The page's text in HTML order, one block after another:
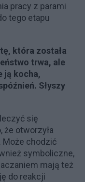
pracy z parami
tego etapu
która została
trwa, ale
ją kocha,
Słyszy
się
że otworzyła
Może chodzić
symboliczne,
mają też
do reakcji